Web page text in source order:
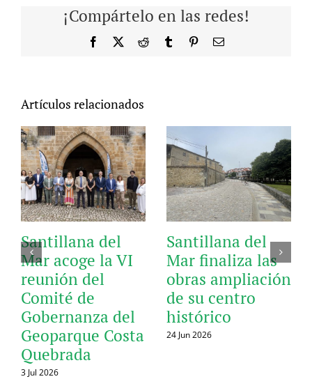
¡Compártelo en las redes!
Facebook Reddit Tumblr PinterestCorreo
Artículos relacionados
Santillana del
Mar acoge la VI
reunión del
Comité de
Gobernanza del
Geoparque Costa
Quebrada
3 Jul 2026
Santillana del
Mar finaliza las
obras ampliación
de su centro
histórico
24 Jun 2026